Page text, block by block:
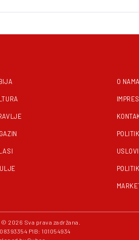
O NAMA
© 2026 Sva prava zadržana.
PIB: 101054934